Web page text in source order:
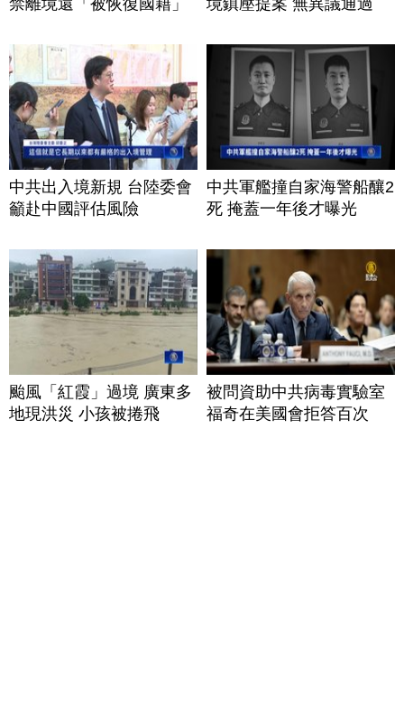
中共出入境新規 台陸委會
籲赴中國評估風險
中共軍艦撞自家海警船釀2
死 掩蓋一年後才曝光
颱風「紅霞」過境 廣東多
地現洪災 小孩被捲飛
被問資助中共病毒實驗室
福奇在美國會拒答百次